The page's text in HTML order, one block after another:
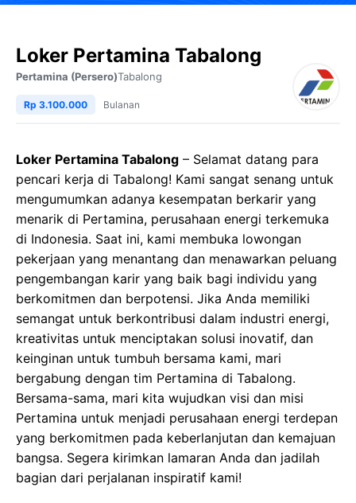
Loker Pertamina Tabalong
Pertamina (Persero)Tabalong
Rp 3.100.000 Bulanan
Loker Pertamina Tabalong – Selamat datang para
pencari kerja di Tabalong! Kami sangat senang untuk
mengumumkan adanya kesempatan berkarir yang
menarik di Pertamina, perusahaan energi terkemuka
di Indonesia. Saat ini, kami membuka lowongan
pekerjaan yang menantang dan menawarkan peluang
pengembangan karir yang baik bagi individu yang
berkomitmen dan berpotensi. Jika Anda memiliki
semangat untuk berkontribusi dalam industri energi,
kreativitas untuk menciptakan solusi inovatif, dan
keinginan untuk tumbuh bersama kami, mari
bergabung dengan tim Pertamina di Tabalong.
Bersama-sama, mari kita wujudkan visi dan misi
Pertamina untuk menjadi perusahaan energi terdepan
yang berkomitmen pada keberlanjutan dan kemajuan
bangsa. Segera kirimkan lamaran Anda dan jadilah
bagian dari perjalanan inspiratif kami!